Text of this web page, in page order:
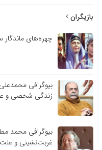
بازیگران
چهره‌های ماندگار
بیوگرافی محمدعلی
زندگی شخصی و
بیوگرافی محمد
غربت‌نشینی و